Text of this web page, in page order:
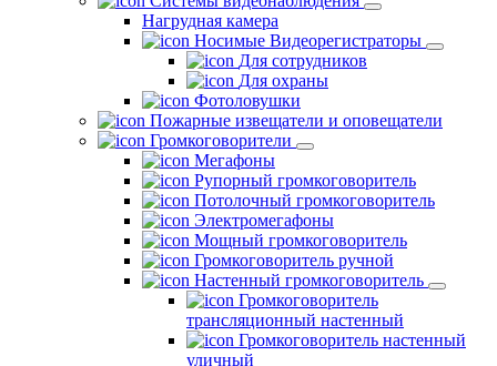
Нагрудная камера
Носимые Видеорегистраторы
Для сотрудников
Для охраны
Фотоловушки
Пожарные извещатели и оповещатели
Громкоговорители
Мегафоны
Рупорный громкоговоритель
Потолочный громкоговоритель
Электромегафоны
Мощный громкоговоритель
Громкоговоритель ручной
Настенный громкоговоритель
Громкоговоритель
трансляционный настенный
Громкоговоритель настенный
уличный